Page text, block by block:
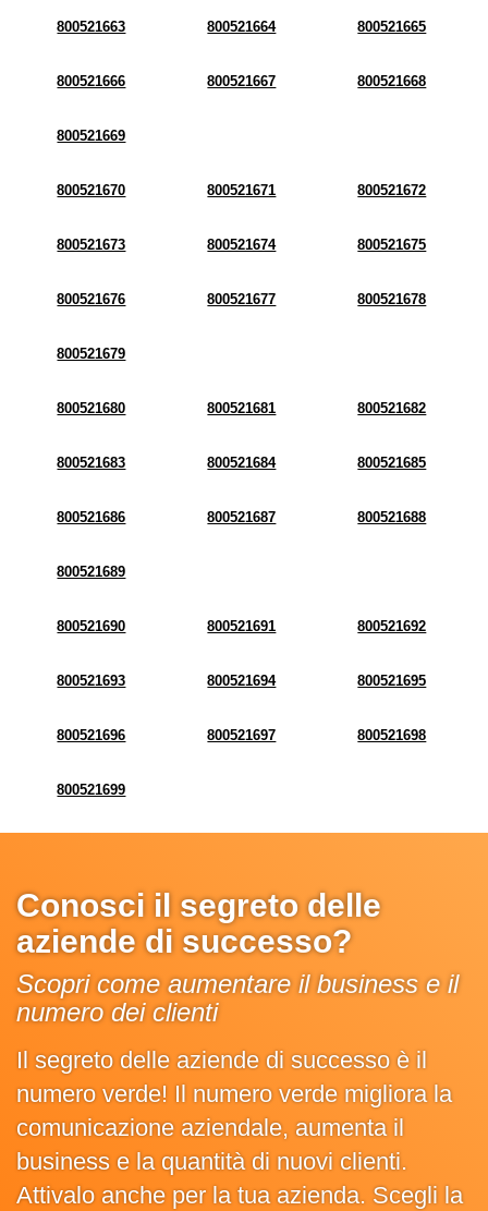
800521663 800521664 800521665
800521666 800521667 800521668
800521669
800521670 800521671 800521672
800521673 800521674 800521675
800521676 800521677 800521678
800521679
800521680 800521681 800521682
800521683 800521684 800521685
800521686 800521687 800521688
800521689
800521690 800521691 800521692
800521693 800521694 800521695
800521696 800521697 800521698
800521699
Conosci il segreto delle
aziende di successo?
Scopri come aumentare il business e il
numero dei clienti
Il segreto delle aziende di successo è il
numero verde! Il numero verde migliora la
comunicazione aziendale, aumenta il
business e la quantità di nuovi clienti.
Attivalo anche per la tua azienda. Scegli la